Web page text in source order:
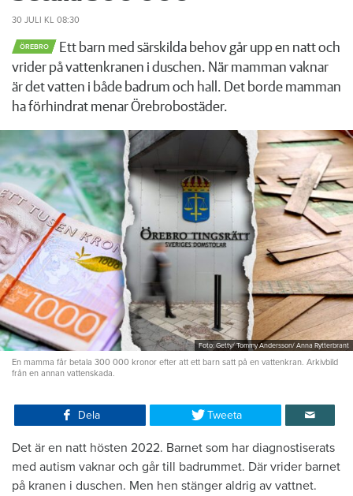
30 JULI KL 08:30
ÖREBRO
Ett barn med särskilda behov går upp en natt och
vrider på vattenkranen i duschen. När mamman vaknar
är det vatten i både badrum och hall. Det borde mamman
ha förhindrat menar Örebrobostäder.
Foto: Getty/ Tommy Andersson/ Anna Rytterbrant
En mamma får betala 300 000 kronor efter att ett barn satt på en vattenkran. Arkivbild
från en annan vattenskada.
Dela Tweeta
Det är en natt hösten 2022. Barnet som har diagnostiserats
med autism vaknar och går till badrummet. Där vrider barnet
på kranen i duschen. Men hen stänger aldrig av vattnet.